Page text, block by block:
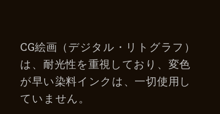
CG絵画（デジタル・リトグラフ）
は、耐光性を重視しており、変色
が早い染料インクは、一切使用し
ていません。